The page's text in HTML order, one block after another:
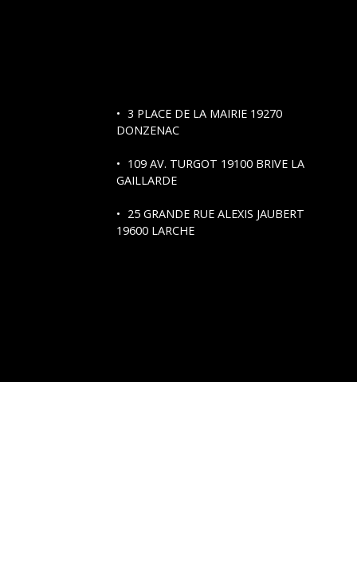
3 PLACE DE LA MAIRIE 19270
DONZENAC
109 AV. TURGOT 19100 BRIVE LA
GAILLARDE
25 GRANDE RUE ALEXIS JAUBERT
19600 LARCHE